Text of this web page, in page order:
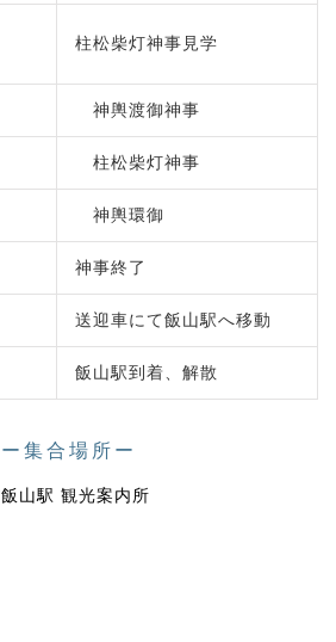
柱松柴灯神事見学
神輿渡御神事
柱松柴灯神事
神輿環御
神事終了
送迎車にて飯山駅へ移動
飯山駅到着、解散
ー集合場所ー
飯山駅 観光案内所